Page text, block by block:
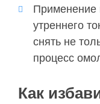
Применение
утреннего
снять не
процесс
Как